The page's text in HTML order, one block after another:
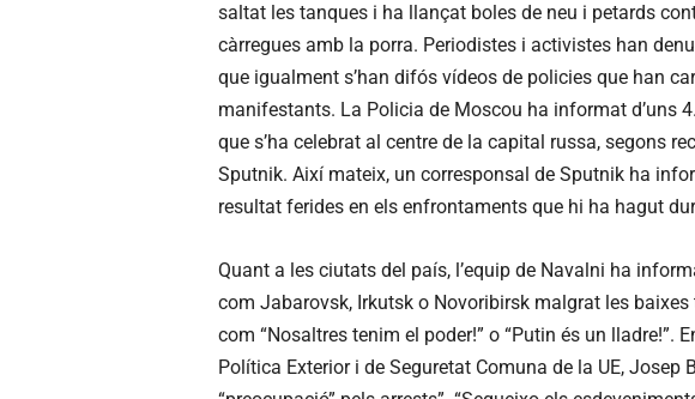
saltat les tanques i ha llançat boles de neu i petards
càrregues amb la porra. Periodistes i activistes han
que igualment s’han difós vídeos de policies que han
manifestants. La Policia de Moscou ha informat d’uns
que s’ha celebrat al centre de la capital russa, segons
Sputnik. Així mateix, un corresponsal de Sputnik ha
resultat ferides en els enfrontaments que hi ha hagut
Quant a les ciutats del país, l’equip de Navalni ha
com Jabarovsk, Irkutsk o Novoribirsk malgrat les baixes
com “Nosaltres tenim el poder!” o “Putin és un lladre!”.
Política Exterior i de Seguretat Comuna de la UE, Josep